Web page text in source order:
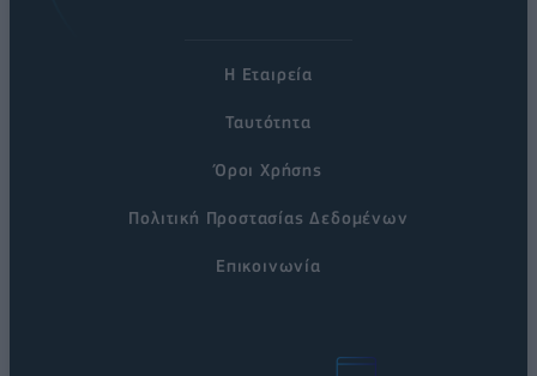
Η Εταιρεία
Ταυτότητα
Όροι Χρήσης
Πολιτική Προστασίας Δεδομένων
Επικοινωνία